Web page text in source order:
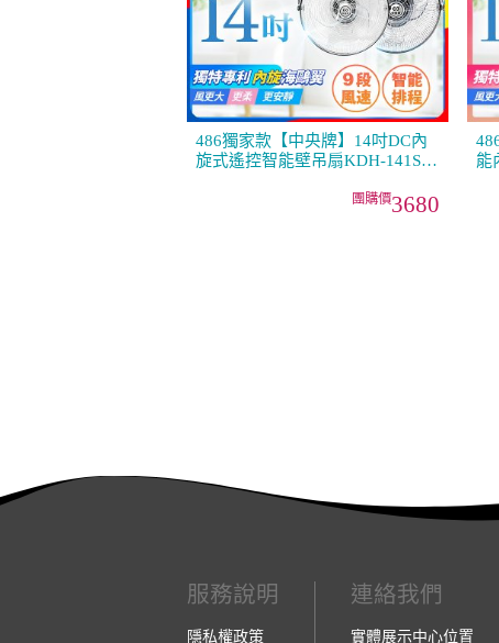
486獨家款【中央牌】14吋DC內
旋式遙控智能壁吊扇KDH-141SR
3680
能
服務說明
隱私權政策
連絡我們
實體展示中心位置